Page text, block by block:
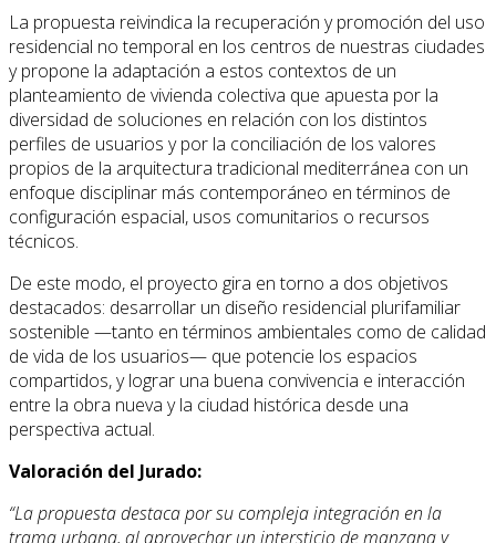
La propuesta reivindica la recuperación y promoción del uso
residencial no temporal en los centros de nuestras ciudades
y propone la adaptación a estos contextos de un
planteamiento de vivienda colectiva que apuesta por la
diversidad de soluciones en relación con los distintos
perfiles de usuarios y por la conciliación de los valores
propios de la arquitectura tradicional mediterránea con un
enfoque disciplinar más contemporáneo en términos de
configuración espacial, usos comunitarios o recursos
técnicos.
De este modo, el proyecto gira en torno a dos objetivos
destacados: desarrollar un diseño residencial plurifamiliar
sostenible —tanto en términos ambientales como de calidad
de vida de los usuarios— que potencie los espacios
compartidos, y lograr una buena convivencia e interacción
entre la obra nueva y la ciudad histórica desde una
perspectiva actual.
Valoración del Jurado:
“La propuesta destaca por su compleja integración en la
trama urbana, al aprovechar un intersticio de manzana y